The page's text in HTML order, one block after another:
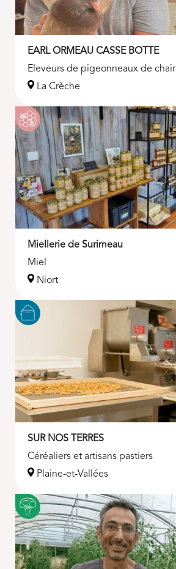
EARL ORMEAU CASSE BOTTE
Eleveurs de pigeonneaux de chair
La Crèche
Miellerie de Surimeau
Miel
Niort
SUR NOS TERRES
Céréaliers et artisans pastiers
Plaine-et-Vallées